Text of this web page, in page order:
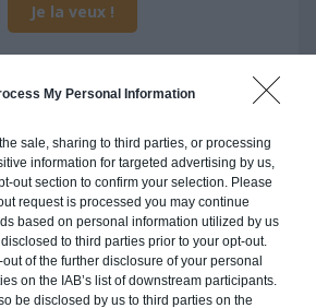
My Personal Information
sale, sharing to third parties, or processing
information for targeted advertising by us,
out section to confirm your selection. Please
request is processed you may continue
based on personal information utilized by us
to third parties prior to your opt-out.
of the further disclosure of your personal
on the IAB’s list of downstream participants.
be disclosed by us to third parties on the
Je la veux !
ossature bois
pour : Fondations et normes
en ossature bois isolé.
de gamme. Le prix "clé en main"
et le second oeuvre (cuisine,
mais exclut piscine, jardin et